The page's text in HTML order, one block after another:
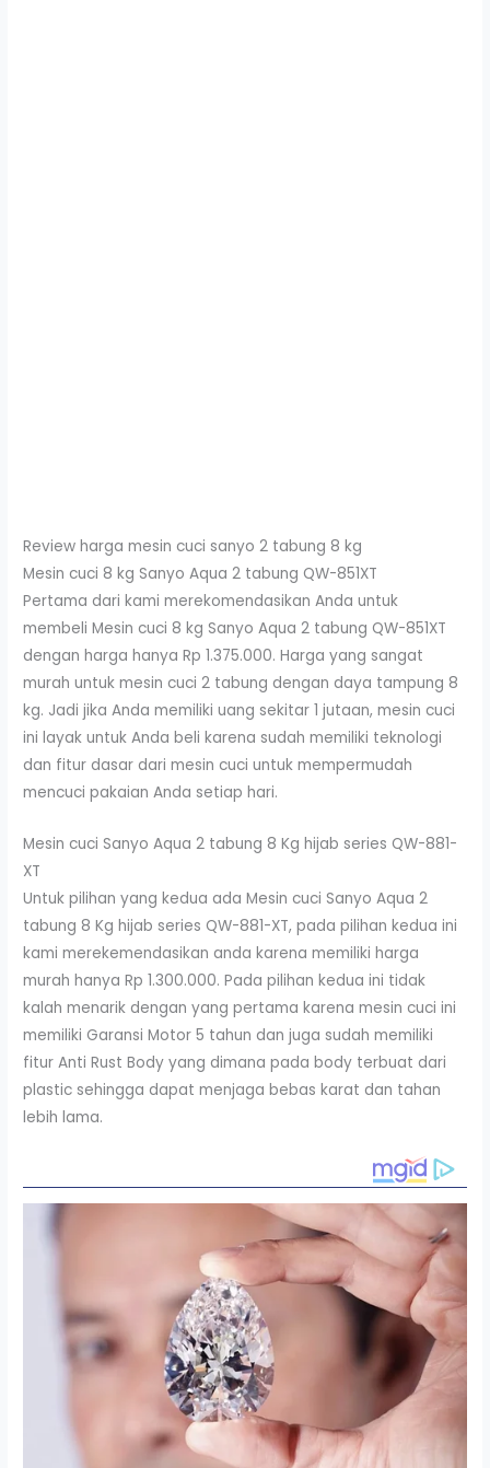
Review harga mesin cuci sanyo 2 tabung 8 kg
Mesin cuci 8 kg Sanyo Aqua 2 tabung QW-851XT
Pertama dari kami merekomendasikan Anda untuk
membeli Mesin cuci 8 kg Sanyo Aqua 2 tabung QW-851XT
dengan harga hanya Rp 1.375.000. Harga yang sangat
murah untuk mesin cuci 2 tabung dengan daya tampung 8
kg. Jadi jika Anda memiliki uang sekitar 1 jutaan, mesin cuci
ini layak untuk Anda beli karena sudah memiliki teknologi
dan fitur dasar dari mesin cuci untuk mempermudah
mencuci pakaian Anda setiap hari.
Mesin cuci Sanyo Aqua 2 tabung 8 Kg hijab series QW-881-
XT
Untuk pilihan yang kedua ada Mesin cuci Sanyo Aqua 2
tabung 8 Kg hijab series QW-881-XT, pada pilihan kedua ini
kami merekemendasikan anda karena memiliki harga
murah hanya Rp 1.300.000. Pada pilihan kedua ini tidak
kalah menarik dengan yang pertama karena mesin cuci ini
memiliki Garansi Motor 5 tahun dan juga sudah memiliki
fitur Anti Rust Body yang dimana pada body terbuat dari
plastic sehingga dapat menjaga bebas karat dan tahan
lebih lama.